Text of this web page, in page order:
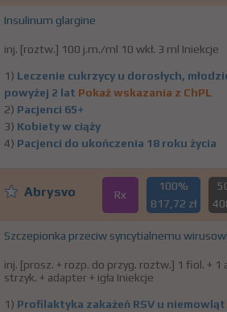
Insulinum glargine
inj. [roztw.] 100 j.m./ml 10 wkł. 3 ml Iniekcje
1) Leczenie cukrzycy u dorosłych,
powyżej 2 lat Pokaż wskazania z ChPL
2) Pacjenci 65+
3) Kobiety w ciąży
4) Pacjenci do ukończenia 18 roku życia
Abrysvo Rx
100%
817,72 zł
Szczepionka przeciw syncytialnemu
inj. [prosz. + rozp. do przyg. roztw.] 1 fiol. + 1
strzyk. + adapter + igła Iniekcje
1) Profilaktyka zakażeń RSV u